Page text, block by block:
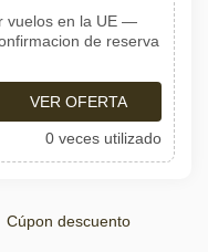
vuelos en la UE —
de reserva
VER OFERTA
0 veces utilizado
Cúpon descuento